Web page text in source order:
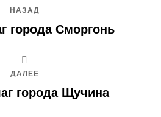
НАЗАД
города Сморгонь
ДАЛЕЕ
города Щучина